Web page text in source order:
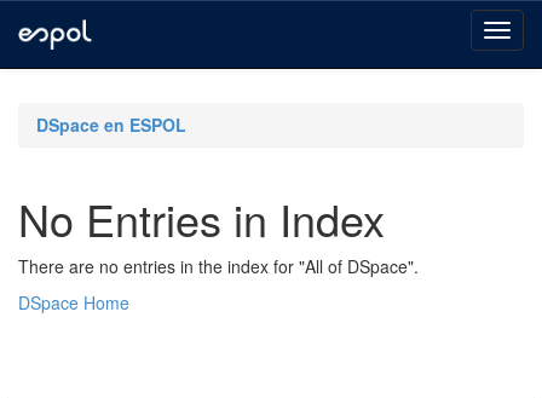
navigationDSpace en ESPOL
No Entries in Index
There are no entries in the index for "All of DSpace".
DSpace Home